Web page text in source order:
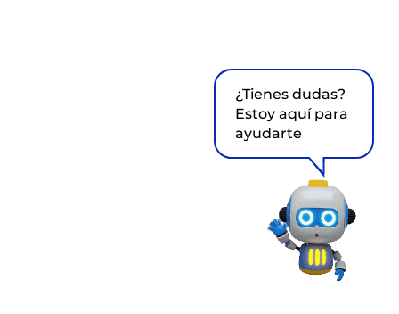
¿Tienes dudas?
Estoy aquí para
ayudarte